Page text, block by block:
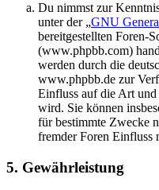
Du nimmst zur
unter der „GNU
bereitgestellten Foren-
(www.phpbb.com)
werden durch die
www.phpbb.de zur
Einfluss auf die Art
wird. Sie können
für bestimmte Zwecke
fremder Foren Einfluss
5. Gewährleistung